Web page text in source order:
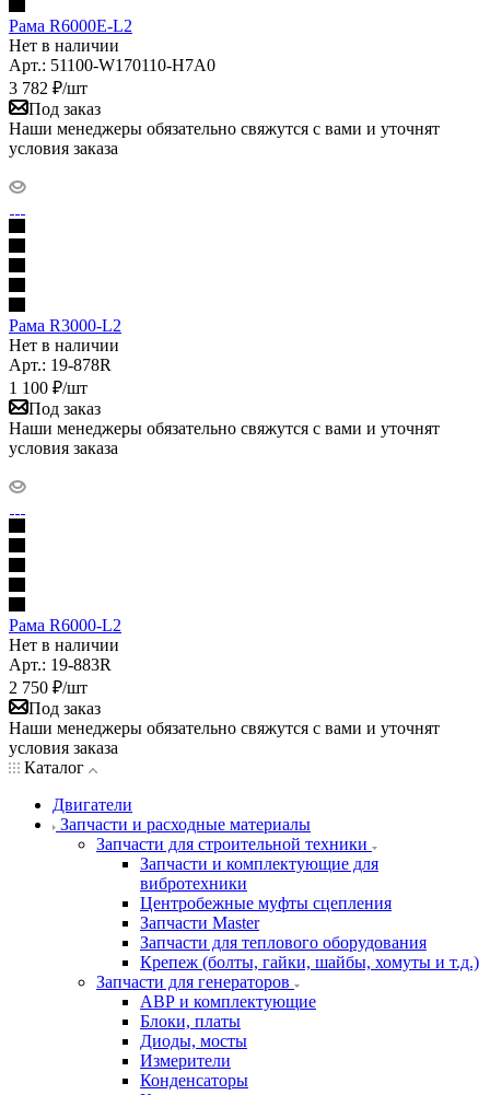
Рама R6000E-L2
Нет в наличии
Арт.: 51100-W170110-H7A0
3 782 ₽/шт
Под заказ
Наши менеджеры обязательно свяжутся с вами и уточнят
условия заказа
Рама R3000-L2
Нет в наличии
Арт.: 19-878R
1 100 ₽/шт
Под заказ
Наши менеджеры обязательно свяжутся с вами и уточнят
условия заказа
Рама R6000-L2
Нет в наличии
Арт.: 19-883R
2 750 ₽/шт
Под заказ
Наши менеджеры обязательно свяжутся с вами и уточнят
условия заказа
Каталог
Двигатели
Запчасти и расходные материалы
Запчасти для строительной техники
Запчасти и комплектующие для
вибротехники
Центробежные муфты сцепления
Запчасти Master
Запчасти для теплового оборудования
Крепеж (болты, гайки, шайбы, хомуты и т.д.)
Запчасти для генераторов
АВР и комплектующие
Блоки, платы
Диоды, мосты
Измерители
Конденсаторы